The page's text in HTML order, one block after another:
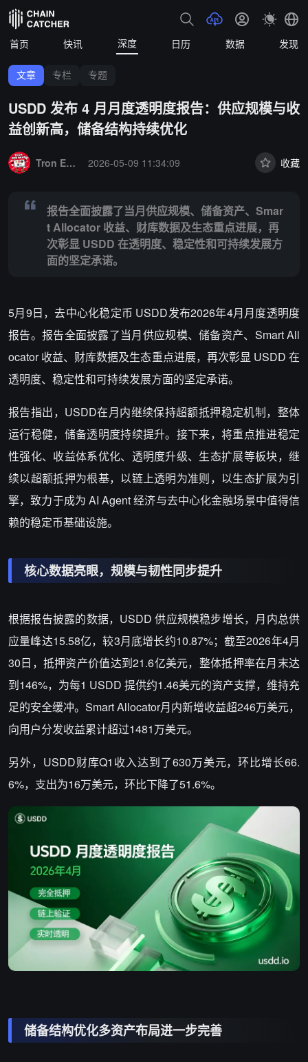
首页 快讯 深度 日历 数据 发现
文章 专栏 专题
USDD 发布 4 月月度透明度报告：供应规模与收
益创新高，储备结构持续优化
Tron Eco News
2026-05-09 11:34:09 收藏
报告全面披露了当月供应规模、储备资产、Smar
t Allocator 收益、财库数据及生态重点进展，再
次彰显 USDD 在透明度、稳定性和可持续发展方
面的坚定承诺。
5月9日，去中心化稳定币 USDD发布2026年4月月度透明度
报告。报告全面披露了当月供应规模、储备资产、 Smart All
ocator收益、财库数据及生态重点进展，再次彰显 USDD在
透明度、稳定性和可持续发展方面的坚定承诺。
报告指出， USDD在月内继续保持超额抵押稳定机制，整体
运行稳健，储备透明度持续提升。接下来，将重点推进稳定
性强化、收益体系优化、透明度升级、生态扩展等板块，继
续以超额抵押为根基，以链上透明为准则，以生态扩展为引
擎，致力于成为 AI Agent经济与去中心化金融场景中值得信
赖的稳定币基础设施。
核心数据亮眼，规模与韧性同步提升
根据报告披露的数据， USDD供应规模稳步增长，月内总供
应量峰达15.58亿，较3月底增长约10.87%；截至2026年4月
30日，抵押资产价值达到21.6亿美元，整体抵押率在月末达
到146%，为每1 USDD 提供约1.46美元的资产支撑，维持充
足的安全缓冲。 Smart Allocator月内新增收益超246万美元，
向用户分发收益累计超过1481万美元。
另外， USDD财库Q1 收入达到了630万美元，环比增长66.
6%，支出为16万美元，环比下降了51.6%。
储备结构优化多资产布局进一步完善